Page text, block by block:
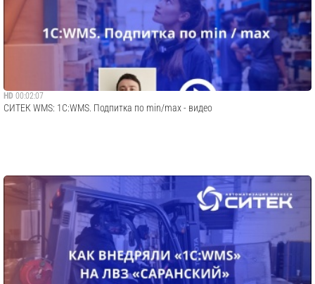
HD 00:02:07
СИТЕК WMS: 1С:WMS. Подпитка по min/max - видео